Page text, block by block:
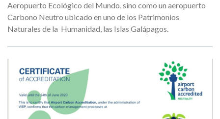
Aeropuerto Ecológico del Mundo, sino como un aeropuerto
Carbono Neutro ubicado en uno de los Patrimonios
Naturales de la Humanidad, las Islas Galápagos.